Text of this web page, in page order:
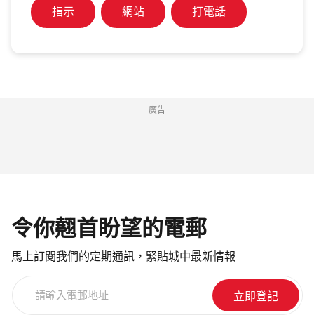
指示 網站 打電話
廣告
令你翹首盼望的電郵
馬上訂閱我們的定期通訊，緊貼城中最新情報